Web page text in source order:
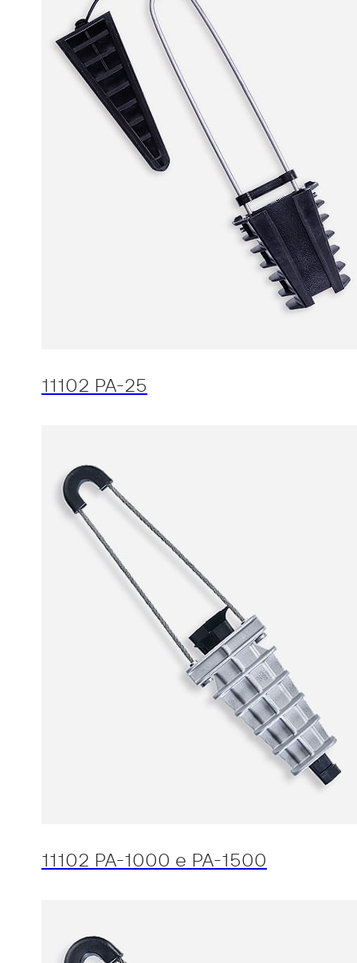
11102 PA-25
11102 PA-1000 e PA-1500